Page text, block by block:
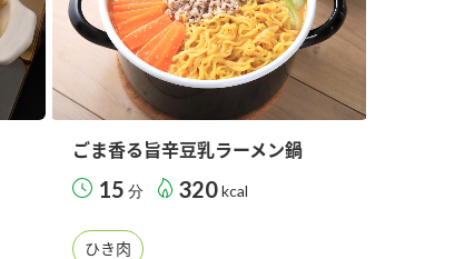
ごま香る旨辛豆乳ラーメン鍋
15 分 320kcal
ひき肉